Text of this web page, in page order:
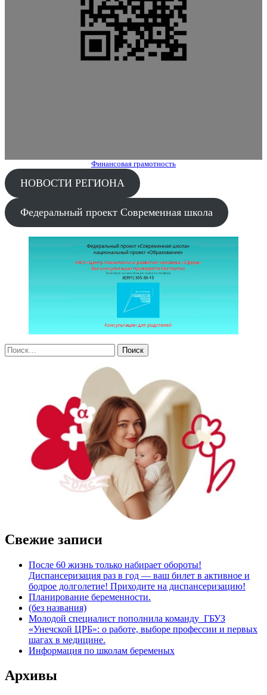
Финансовая грамотность
НОВОСТИ РЕГИОНА
Федеральный проект Современная школа
Свежие записи
После 60 жизнь только набирает обороты!
Диспансеризация раз в год — ваш билет в активное и
бодрое долголетие! Приходите на диспансеризацию!
Планирование беременности.
(без названия)
Молодой специалист пополнила команду ГБУЗ
«Унечской ЦРБ»: о работе, выборе профессии и первых
шагах в медицине.
Информация по школам беременых
Архивы